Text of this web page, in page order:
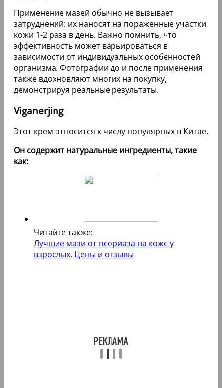
Применение мазей обычно не вызывает
затруднений: их наносят на пораженные участки
кожи 1-2 раза в день. Важно помнить, что
эффективность может варьироваться в
зависимости от индивидуальных особенностей
организма. Фотографии до и после применения
также вдохновляют многих на покупку,
демонстрируя реальные результаты.
Viganerjing
Этот крем относится к числу популярных в Китае.
Он содержит натуральные ингредиенты, такие
как:
Читайте также:
Лучшие мази от псориаза на коже у
взрослых. Цены и отзывы